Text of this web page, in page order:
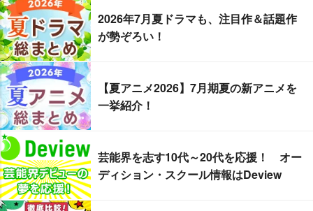
2026年7月夏ドラマも、注目作＆話題作
が勢ぞろい！
【夏アニメ2026】7月期夏の新アニメを
一挙紹介！
芸能界を志す10代～20代を応援！ オー
ディション・スクール情報はDeview